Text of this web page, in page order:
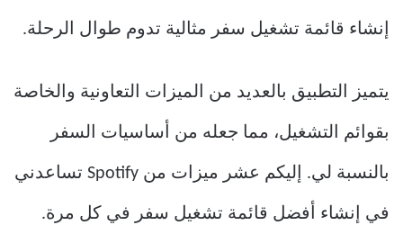
إنشاء قائمة تشغيل سفر مثالية تدوم طوال الرحلة.
يتميز التطبيق بالعديد من الميزات التعاونية والخاصة
بقوائم التشغيل، مما جعله من أساسيات السفر
بالنسبة لي. إليكم عشر ميزات من Spotify تساعدني
في إنشاء أفضل قائمة تشغيل سفر في كل مرة.